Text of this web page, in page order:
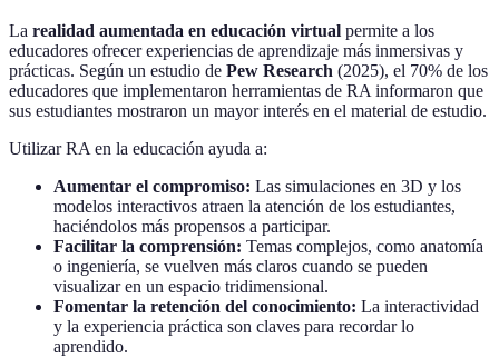
La realidad aumentada en educación virtual permite a los
educadores ofrecer experiencias de aprendizaje más inmersivas y
prácticas. Según un estudio de Pew Research (2025), el 70% de los
educadores que implementaron herramientas de RA informaron que
sus estudiantes mostraron un mayor interés en el material de estudio.
Utilizar RA en la educación ayuda a:
Aumentar el compromiso: Las simulaciones en 3D y los
modelos interactivos atraen la atención de los estudiantes,
haciéndolos más propensos a participar.
Facilitar la comprensión: Temas complejos, como anatomía
o ingeniería, se vuelven más claros cuando se pueden
visualizar en un espacio tridimensional.
Fomentar la retención del conocimiento: La interactividad
y la experiencia práctica son claves para recordar lo
aprendido.